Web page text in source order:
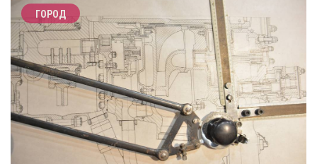
ГОРОД